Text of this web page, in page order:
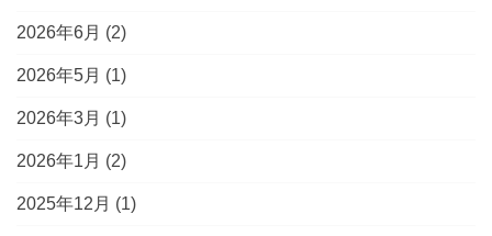
2026年6月 (2)
2026年5月 (1)
2026年3月 (1)
2026年1月 (2)
2025年12月 (1)